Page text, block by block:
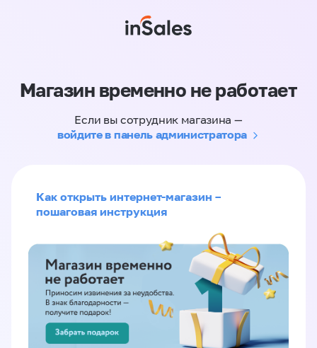
Магазин временно не работает
Если вы сотрудник магазина —
войдите в панель администратора
Как открыть интернет-магазин –
пошаговая инструкция